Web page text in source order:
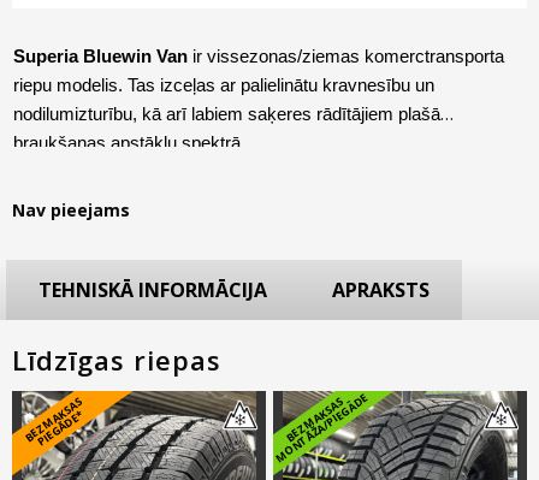
Superia Bluewin Van ir vissezonas/ziemas komerctransporta
riepu modelis. Tas izceļas ar palielinātu kravnesību un
nodilumizturību, kā arī labiem saķeres rādītājiem plašā
braukšanas apstākļu spektrā.
Nav pieejams
TEHNISKĀ INFORMĀCIJA APRAKSTS
Līdzīgas riepas
B
E
Z
M
A
K
S
A
S
PI
E
G
Ā
D
E
* B
E
Z
M
A
K
S
A
S
M
O
N
T
Ā
Ž
A
/
PI
E
G
Ā
D
E